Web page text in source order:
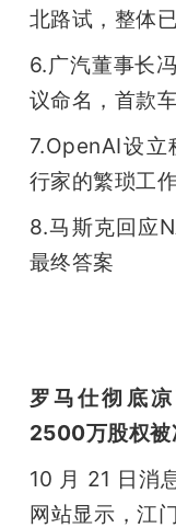
GAIR
题
爱
机
北路试，整体
6.广汽董事长
议命名，首款
7.OpenAI设
行家的繁琐工
8.马斯克回应
最终答案
罗马仕彻底
2500万股权被
10 月 21 日消
网站显示，江